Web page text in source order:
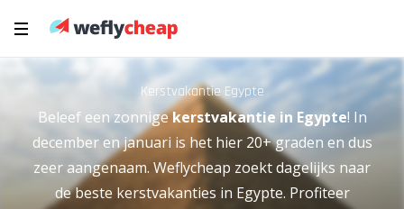
Kerstvakantie Egypte
Beleef een zonnigekerstvakantie in Egypte! In
december en januari is het hier 20+ graden en dus
zeer aangenaam. Weflycheap zoekt dagelijks naar
de beste kerstvakanties in Egypte. Profiteer